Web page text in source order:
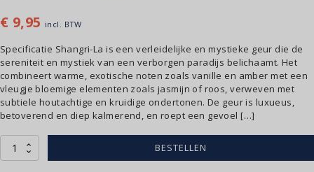
€ 9,95 incl. BTW
Specificatie Shangri-La is een verleidelijke en mystieke geur die de
sereniteit en mystiek van een verborgen paradijs belichaamt. Het
combineert warme, exotische noten zoals vanille en amber met een
vleugje bloemige elementen zoals jasmijn of roos, verweven met
subtiele houtachtige en kruidige ondertonen. De geur is luxueus,
betoverend en diep kalmerend, en roept een gevoel […]
Shangri-
La
BESTELLEN